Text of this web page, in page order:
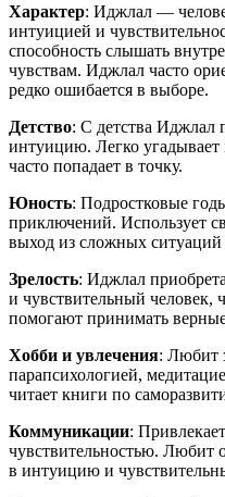
Характер: Иджлал —
интуицией и
способность слышать
чувствам. Иджлал часто
редко ошибается в выборе.
Детство: С детства Иджлал
интуицию. Легко
часто попадает в точку.
Юность: Подростковые
приключений. Использует
выход из сложных ситуаций
Зрелость: Иджлал
и чувствительный человек,
помогают принимать
Хобби и увлечения: Любит
парапсихологией,
читает книги по
Коммуникации:
чувствительностью. Любит
в интуицию и